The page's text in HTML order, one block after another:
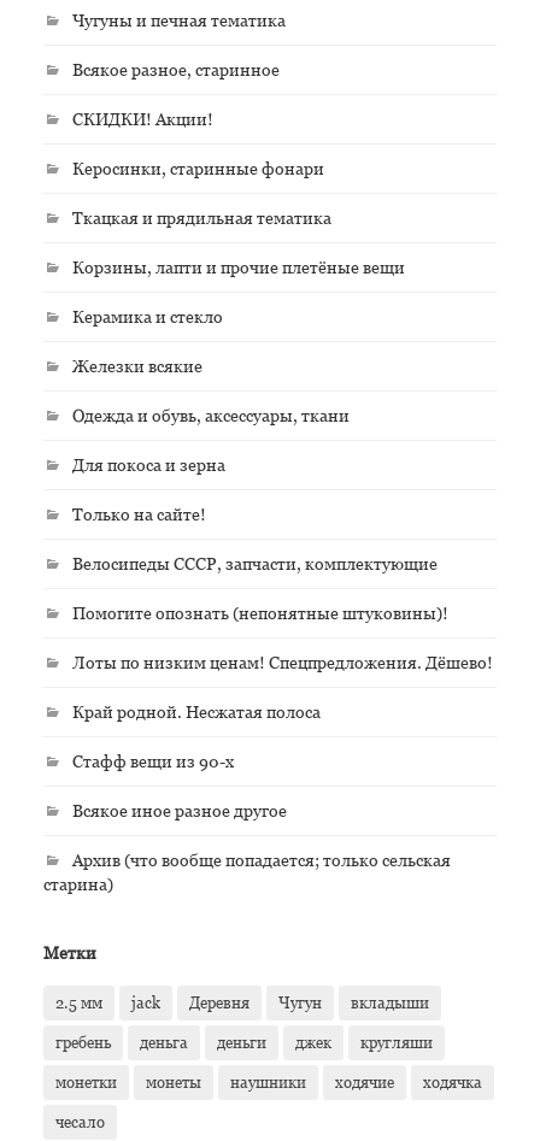
Чугуны и печная тематика
Всякое разное, старинное
СКИДКИ! Акции!
Керосинки, старинные фонари
Ткацкая и прядильная тематика
Корзины, лапти и прочие плетёные вещи
Керамика и стекло
Железки всякие
Одежда и обувь, аксессуары, ткани
Для покоса и зерна
Только на сайте!
Велосипеды СССР, запчасти, комплектующие
Помогите опознать (непонятные штуковины)!
Лоты по низким ценам! Спецпредложения. Дёшево!
Край родной. Несжатая полоса
Стафф вещи из 90-х
Всякое иное разное другое
Архив (что вообще попадается; только сельская
старина)
Метки
2.5 мм jack Деревня Чугун вкладыши
гребень деньга деньги джек кругляши
монетки монеты наушники ходячие ходячка
чесало